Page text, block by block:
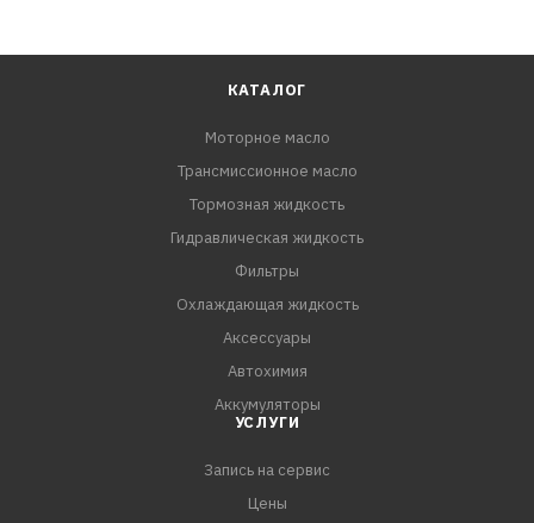
КАТАЛОГ
Моторное масло
Трансмиссионное масло
Тормозная жидкость
Гидравлическая жидкость
Фильтры
Охлаждающая жидкость
Аксессуары
Автохимия
Аккумуляторы
УСЛУГИ
Запись на сервис
Цены